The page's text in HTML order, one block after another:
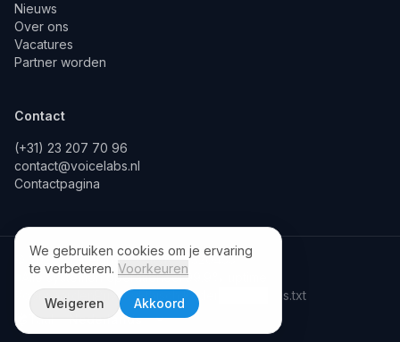
Nieuws
Over ons
Vacatures
Partner worden
Contact
(+31) 23 207 70 96
contact@voicelabs.nl
Contactpagina
2026Voicelabs B.V.|KvK 73320455
Alle systemen operationeel·99.9% uptime
Voorwaarden
PrivacyEthisch Kader
llms.txt
Taal
We gebruiken cookies om je ervaring
te verbeteren. Voorkeuren
Weigeren Akkoord